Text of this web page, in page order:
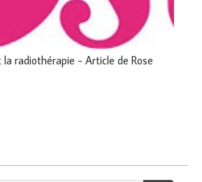
radiothérapie - Article de Rose